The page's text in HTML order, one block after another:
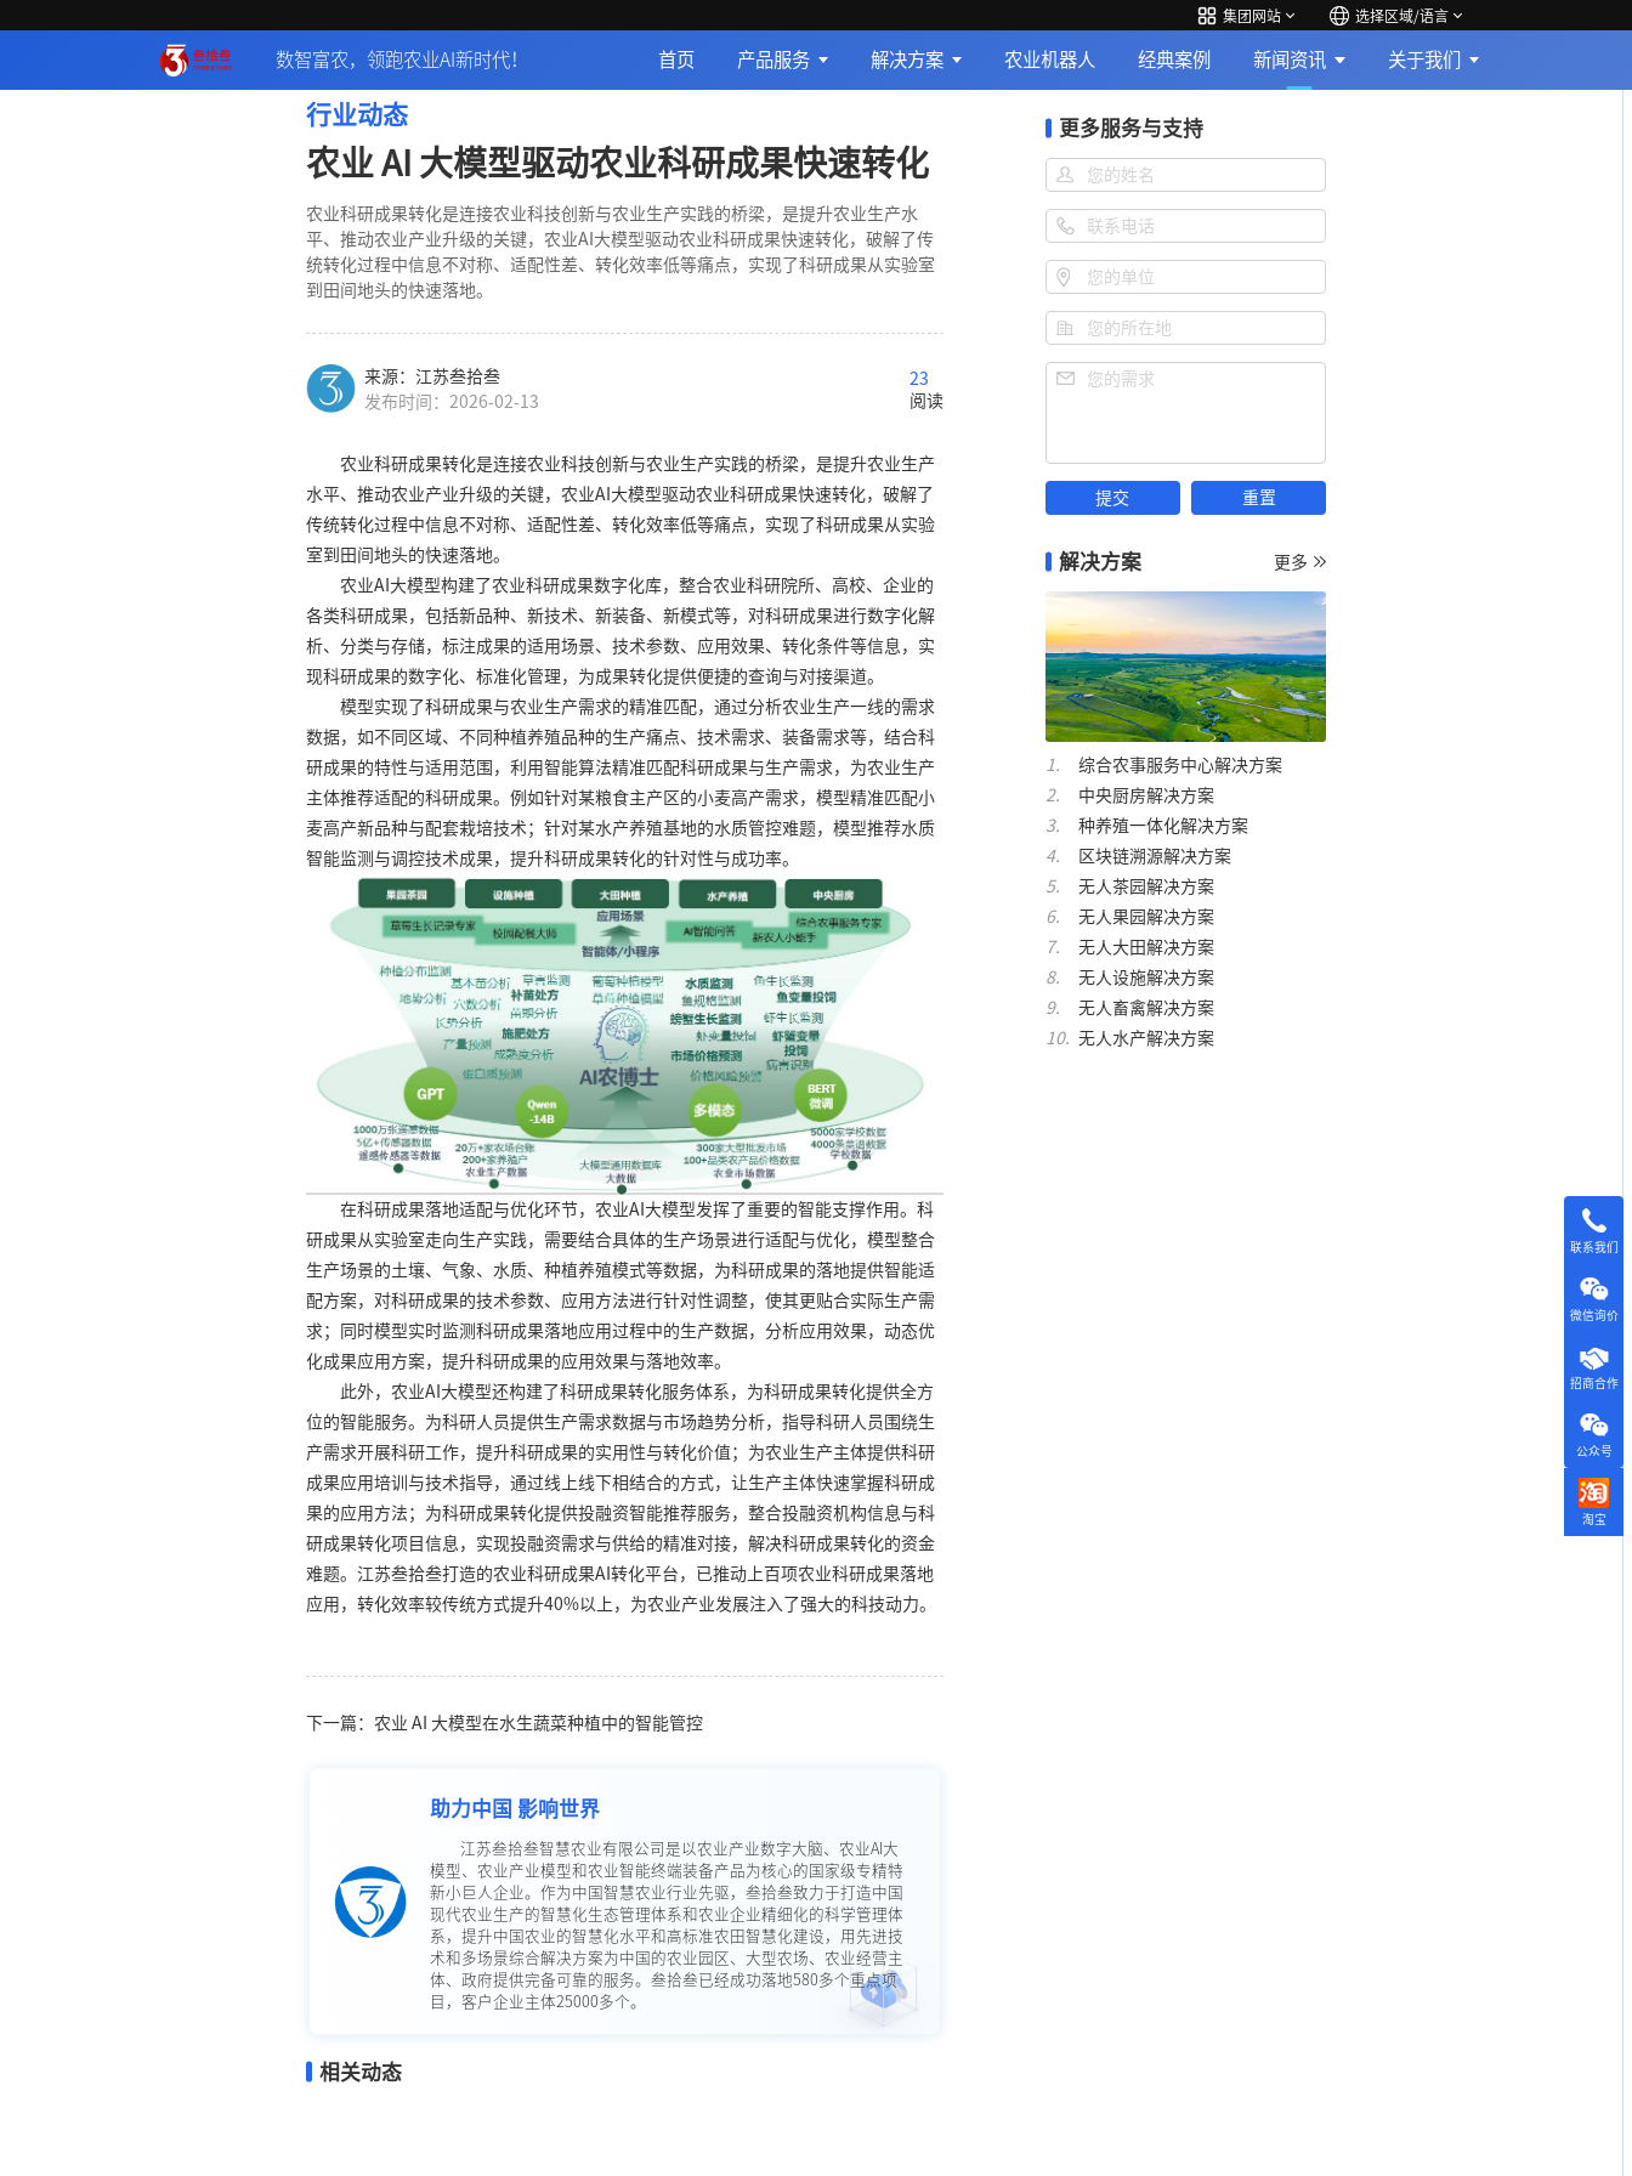
集团网站 选择区域/语言
数智富农，领跑农业AI新时代！ 首页 产品服务 解决方案 农业机器人 经典案例 新闻资讯 关于我们
行业动态
农业 AI 大模型驱动农业科研成果快速转化
农业科研成果转化是连接农业科技创新与农业生产实践的桥梁，是提升农业生产水
平、推动农业产业升级的关键，农业AI大模型驱动农业科研成果快速转化，破解了传
统转化过程中信息不对称、适配性差、转化效率低等痛点，实现了科研成果从实验室
到田间地头的快速落地。
来源：江苏叁拾叁
发布时间：2026-02-13
23
阅读
农业科研成果转化是连接农业科技创新与农业生产实践的桥梁，是提升农业生产
水平、推动农业产业升级的关键，农业AI大模型驱动农业科研成果快速转化，破解了
传统转化过程中信息不对称、适配性差、转化效率低等痛点，实现了科研成果从实验
室到田间地头的快速落地。
农业AI大模型构建了农业科研成果数字化库，整合农业科研院所、高校、企业的
各类科研成果，包括新品种、新技术、新装备、新模式等，对科研成果进行数字化解
析、分类与存储，标注成果的适用场景、技术参数、应用效果、转化条件等信息，实
现科研成果的数字化、标准化管理，为成果转化提供便捷的查询与对接渠道。
模型实现了科研成果与农业生产需求的精准匹配，通过分析农业生产一线的需求
数据，如不同区域、不同种植养殖品种的生产痛点、技术需求、装备需求等，结合科
研成果的特性与适用范围，利用智能算法精准匹配科研成果与生产需求，为农业生产
主体推荐适配的科研成果。例如针对某粮食主产区的小麦高产需求，模型精准匹配小
麦高产新品种与配套栽培技术；针对某水产养殖基地的水质管控难题，模型推荐水质
智能监测与调控技术成果，提升科研成果转化的针对性与成功率。
在科研成果落地适配与优化环节，农业AI大模型发挥了重要的智能支撑作用。科
研成果从实验室走向生产实践，需要结合具体的生产场景进行适配与优化，模型整合
生产场景的土壤、气象、水质、种植养殖模式等数据，为科研成果的落地提供智能适
配方案，对科研成果的技术参数、应用方法进行针对性调整，使其更贴合实际生产需
求；同时模型实时监测科研成果落地应用过程中的生产数据，分析应用效果，动态优
化成果应用方案，提升科研成果的应用效果与落地效率。
此外，农业AI大模型还构建了科研成果转化服务体系，为科研成果转化提供全方
位的智能服务。为科研人员提供生产需求数据与市场趋势分析，指导科研人员围绕生
产需求开展科研工作，提升科研成果的实用性与转化价值；为农业生产主体提供科研
成果应用培训与技术指导，通过线上线下相结合的方式，让生产主体快速掌握科研成
果的应用方法；为科研成果转化提供投融资智能推荐服务，整合投融资机构信息与科
研成果转化项目信息，实现投融资需求与供给的精准对接，解决科研成果转化的资金
难题。江苏叁拾叁打造的农业科研成果AI转化平台，已推动上百项农业科研成果落地
应用，转化效率较传统方式提升40%以上，为农业产业发展注入了强大的科技动力。
下一篇：农业 AI 大模型在水生蔬菜种植中的智能管控
助力中国 影响世界
江苏叁拾叁智慧农业有限公司是以农业产业数字大脑、农业AI大
模型、农业产业模型和农业智能终端装备产品为核心的国家级专精特
新小巨人企业。作为中国智慧农业行业先驱，叁拾叁致力于打造中国
现代农业生产的智慧化生态管理体系和农业企业精细化的科学管理体
系，提升中国农业的智慧化水平和高标准农田智慧化建设，用先进技
术和多场景综合解决方案为中国的农业园区、大型农场、农业经营主
体、政府提供完备可靠的服务。叁拾叁已经成功落地580多个重点项
目，客户企业主体25000多个。
相关动态
更多服务与支持
您的姓名
联系电话
您的单位
您的所在地
您的需求
解决方案 更多
综合农事服务中心解决方案
中央厨房解决方案
种养殖一体化解决方案
区块链溯源解决方案
无人茶园解决方案
无人果园解决方案
无人大田解决方案
无人设施解决方案
无人畜禽解决方案
无人水产解决方案
联系我们
微信询价
招商合作
公众号
淘宝